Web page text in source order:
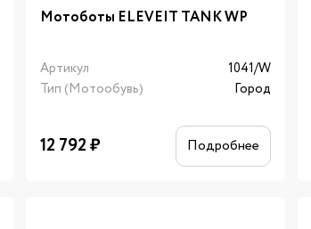
Мотоботы ELEVEIT TANK WP
Артикул
1041/W
Тип (Мотообувь)
Город
12 792₽ Подробнее